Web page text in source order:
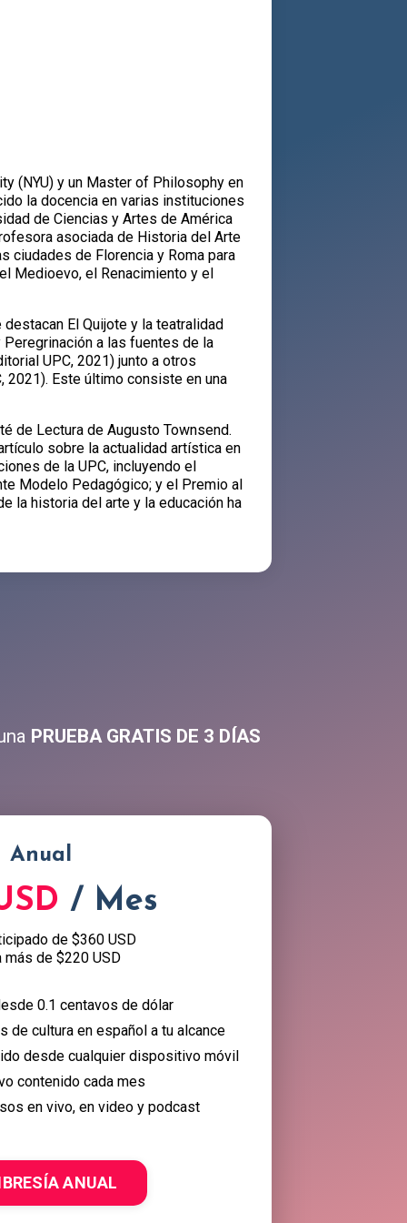
(NYU) y un Master of Philosophy en
la docencia en varias instituciones
de Ciencias y Artes de América
asociada de Historia del Arte
ciudades de Florencia y Roma para
Medioevo, el Renacimiento y el
El Quijote y la teatralidad
Peregrinación a las fuentes de la
UPC, 2021) junto a otros
2021). Este último consiste en una
de Lectura de Augusto Townsend.
sobre la actualidad artística en
de la UPC, incluyendo el
Modelo Pedagógico; y el Premio al
la historia del arte y la educación ha
PRUEBA GRATIS DE 3 DÍAS
Anual
/ Mes
de $360 USD
más de $220 USD
0.1 centavos de dólar
de cultura en español a tu alcance
desde cualquier dispositivo móvil
contenido cada mes
en vivo, en video y podcast
ANUAL